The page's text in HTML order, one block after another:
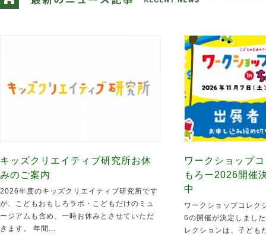
キッズクリエイティブ研究所お休
みのご案内
2026年度のキッズクリエイティブ研究所です
が、こどもおもしろラボ・こどもだけのミュ
ージアムも含め、一時お休みとさせていただ
きます。 年間...
ワークショップ
もろー2026開催
中
ワークショップコレク
6の開催が決定しまし
レクションは、子ども